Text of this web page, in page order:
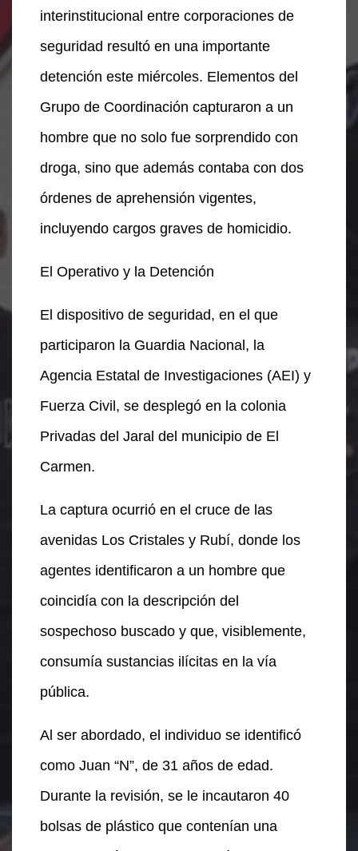
interinstitucional entre corporaciones de
seguridad resultó en una importante
detención este miércoles. Elementos del
Grupo de Coordinación capturaron a un
hombre que no solo fue sorprendido con
droga, sino que además contaba con dos
órdenes de aprehensión vigentes,
incluyendo cargos graves de homicidio.
El Operativo y la Detención
El dispositivo de seguridad, en el que
participaron la Guardia Nacional, la
Agencia Estatal de Investigaciones (AEI) y
Fuerza Civil, se desplegó en la colonia
Privadas del Jaral del municipio de El
Carmen.
La captura ocurrió en el cruce de las
avenidas Los Cristales y Rubí, donde los
agentes identificaron a un hombre que
coincidía con la descripción del
sospechoso buscado y que, visiblemente,
consumía sustancias ilícitas en la vía
pública.
Al ser abordado, el individuo se identificó
como Juan “N”, de 31 años de edad.
Durante la revisión, se le incautaron 40
bolsas de plástico que contenían una